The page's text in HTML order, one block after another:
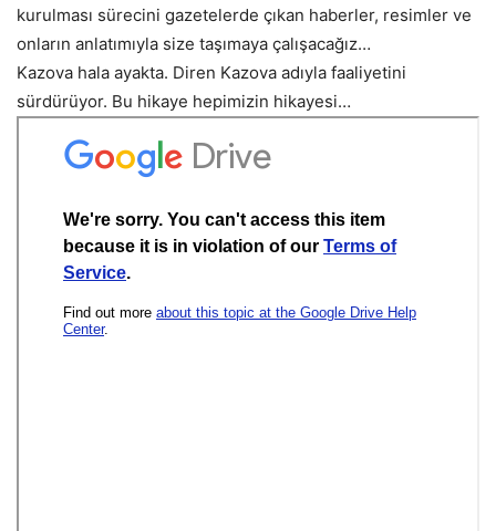
kurulması sürecini gazetelerde çıkan haberler, resimler ve
onların anlatımıyla size taşımaya çalışacağız…
Kazova hala ayakta. Diren Kazova adıyla faaliyetini
sürdürüyor. Bu hikaye hepimizin hikayesi…